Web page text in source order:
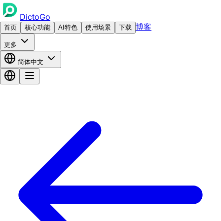
DictoGo
首页 核心功能 AI特色 使用场景 下载 博客
更多
简体中文